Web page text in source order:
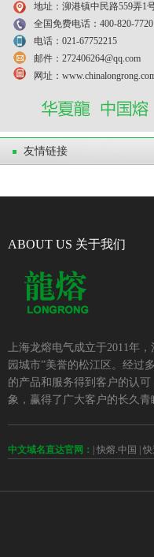
地址：泖港镇中民路559弄1
全国免费电话：400-820-7720
电话：021-67752215
邮件：272406264@qq.com
网址：
友情链接
ABOUT US 关于我们
上海龙熔电气成立于2011年
园城市”美誉的松江区。经过
的产品和服务得到客户的认
象，赢得了广大客户的长久青
中文域名直达官网： 快熔.中国 快